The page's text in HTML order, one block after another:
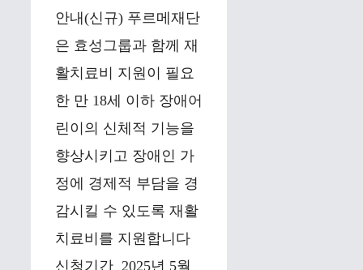
안내(신규) 푸르메재단
은 효성그룹과 함께 재
활치료비 지원이 필요
한 만 18세 이하 장애어
린이의 신체적 기능을
향상시키고 장애인 가
정에 경제적 부담을 경
감시킬 수 있도록 재활
치료비를 지원합니다
신청기간 2025년 5월